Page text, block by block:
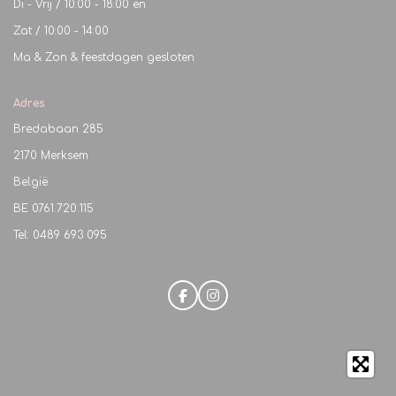
Di - Vrij / 10:00 - 18:00 en
Zat / 10:00 - 14:00
Ma & Zon & feestdagen gesloten
Adres
Bredabaan 285
2170 Merksem
België
BE 0761.720.115
Tel: 0489 693 095
F
a
I
n